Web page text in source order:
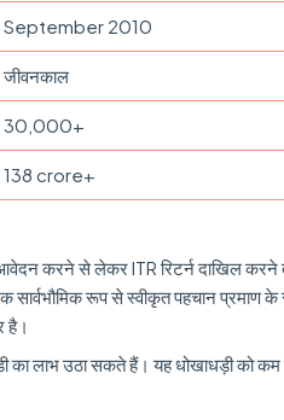
September 2010
जीवनकाल
30,000+
138 crore+
आवेदन करने से लेकर ITR रिटर्न दाखिल
सार्वभौमिक रूप से स्वीकृत पहचान प्रमाण के
है।
का लाभ उठा सकते हैं। यह धोखाधड़ी को